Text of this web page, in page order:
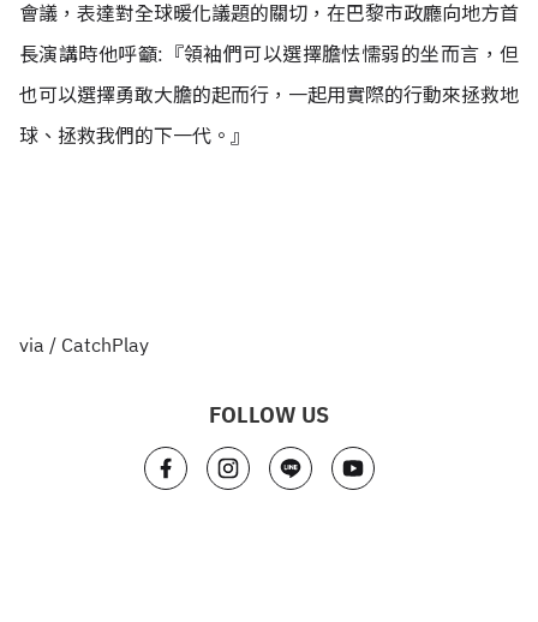
會議，表達對全球暖化議題的關切，在巴黎市政廳向地方首
長演講時他呼籲:『領袖們可以選擇膽怯懦弱的坐而言，但
也可以選擇勇敢大膽的起而行，一起用實際的行動來拯救地
球、拯救我們的下一代。』
via / CatchPlay
FOLLOW US